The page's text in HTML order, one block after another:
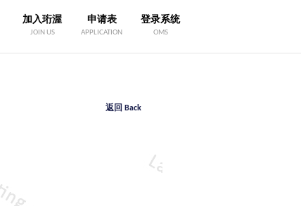
加入珩渥
JOIN US
申请表
APPLICATION
登录系统
OMS
返回 Back